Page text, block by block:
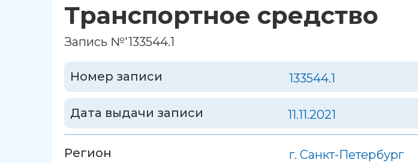
Транспортное средство
Запись №'133544.1
Номер записи 133544.1
Дата выдачи записи 11.11.2021
Регион г. Санкт-Петербург